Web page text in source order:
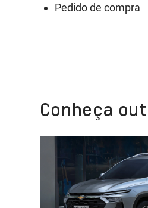
Pedido de compra
Conheça